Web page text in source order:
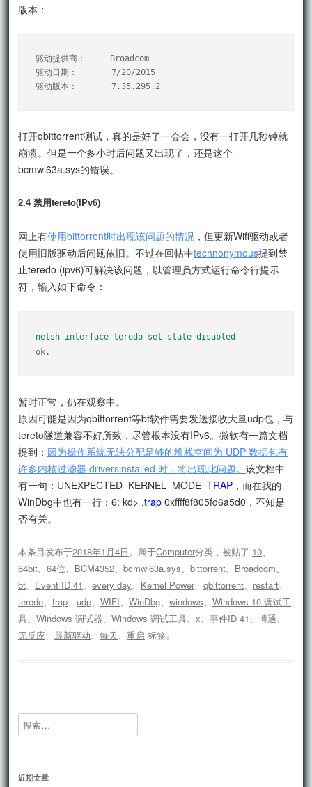
版本：
驱动提供商：     Broadcom
驱动日期：       7/20/2015
打开qbittorrent测试，真的是好了一会会，没有一打开几秒钟就
崩溃。但是一个多小时后问题又出现了，还是这个
bcmwl63a.sys的错误。
2.4 禁用tereto(IPv6)
网上有使用bittorrent时出现该问题的情况 ，但更新Wifi驱动或者
使用旧版驱动后问题依旧。不过在回帖中technonymous提到禁
止teredo (ipv6)可解决该问题，以管理员方式运行命令行提示
符，输入如下命令：
netsh interface teredo set state disabled
ok.
暂时正常，仍在观察中。
原因可能是因为qbittorrent等bt软件需要发送接收大量udp包，与
tereto隧道兼容不好所致，尽管根本没有IPv6。微软有一篇文档
提到： 因为操作系统无法分配足够的堆栈空间为 UDP 数据包有
许多内核过滤器 driversinstalled 时，将出现此问题。该文档中
有一句：UNEXPECTED_KERNEL_MODE_TRAP ，而在我的
WinDbg中也有一行：6: kd> .trap 0xffff8f805fd6a5d0，不知是
否有关。
本条目发布于2018年1月4日 。属于Computer分类，被贴了 10
64bit 、64位 BCM4352 、bcmwl63a.sys 、bittorrent Broadcom
bt
Event ID 41 、every day Kernel Power 、qbittorrent restart
teredo 、trap udp 、WIFI 、WinDbg 、windows 、Windows 10 调试工
具 、Windows 调试器 、Windows 调试工具 、x 、事件ID 41 、博通
无反应 、最新驱动 、每天 、重启 标签。
搜
索：
近期文章